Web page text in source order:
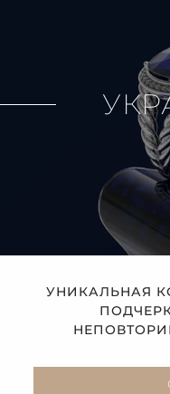
УНИКАЛЬНАЯ